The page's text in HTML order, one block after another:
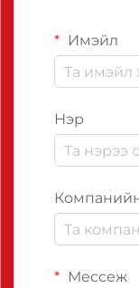
Имэйл
Нэр
Мессеж